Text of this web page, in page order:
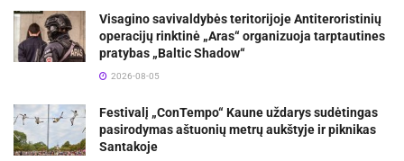
Visagino savivaldybės teritorijoje Antiteroristinių
operacijų rinktinė „Aras“ organizuoja tarptautines
pratybas „Baltic Shadow“
2026-08-05
Festivalį „ConTempo“ Kaune uždarys sudėtingas
pasirodymas aštuonių metrų aukštyje ir piknikas
Santakoje